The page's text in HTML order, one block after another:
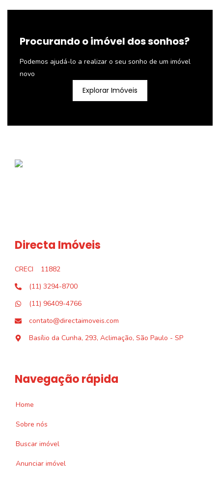
Procurando o imóvel dos sonhos?
Podemos ajudá-lo a realizar o seu sonho de um imóvel
novo
Explorar Imóveis
Directa Imóveis
CRECI
11882
(11) 3294-8700
(11) 96409-4766
contato@directaimoveis.com
Basílio da Cunha, 293, Aclimação, São Paulo - SP
Navegação rápida
Home
Sobre nós
Buscar imóvel
Anunciar imóvel